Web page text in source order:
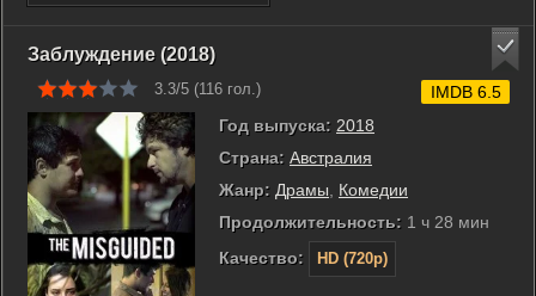
Через хронологию кадров и приёмов ...
Заблуждение (2018)
3.3/5 (116 гол.)
Год выпуска: 2018
Страна: Австралия
Жанр: Драмы, Комедии
Продолжительность: 1 ч 28 мин
Качество:
HD (720p)
IMDB 6.5